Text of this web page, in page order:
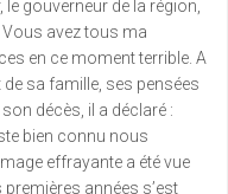
gouverneur de la région,
Vous avez tous ma
en ce moment terrible. A
sa famille, ses pensées
décès, il a déclaré :
bien connu nous
effrayante a été vue
années s’est